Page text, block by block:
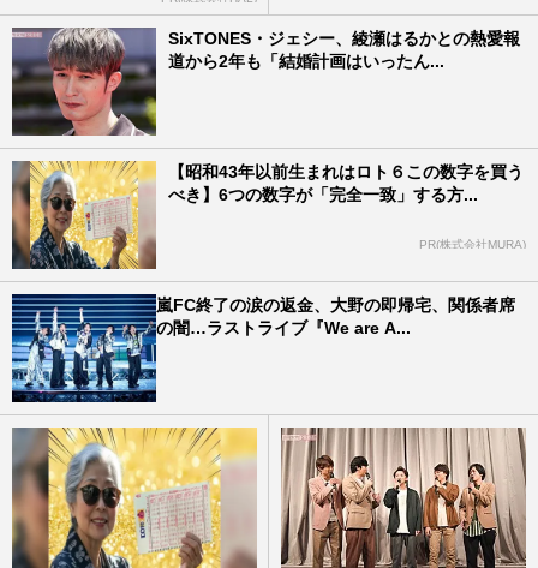
SixTONES・ジェシー、綾瀬はるかとの熱愛報
道から2年も「結婚計画はいったん...
【昭和43年以前生まれはロト６この数字を買う
べき】6つの数字が「完全一致」する方...
PR(株式会社MURA)
嵐FC終了の涙の返金、大野の即帰宅、関係者席
の闇…ラストライブ『We are A...